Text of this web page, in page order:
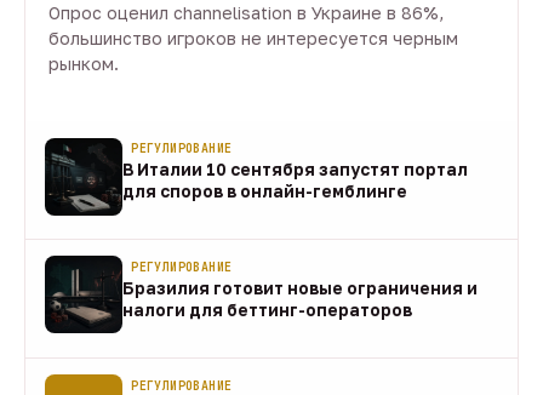
Опрос оценил channelisation в Украине в 86%,
большинство игроков не интересуется черным
рынком.
РЕГУЛИРОВАНИЕ
В Италии 10 сентября запустят портал
для споров в онлайн-гемблинге
РЕГУЛИРОВАНИЕ
Бразилия готовит новые ограничения и
налоги для беттинг-операторов
РЕГУЛИРОВАНИЕ